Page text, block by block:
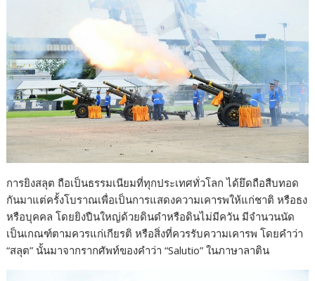
การยิงสลุต ถือเป็นธรรมเนียมที่ทุกประเทศทั่วโลก ได้ยึดถือสืบทอด
กันมาแต่ครั้งโบราณเพื่อเป็นการแสดงความเคารพให้แก่ชาติ หรือธง
หรือบุคคล โดยยิงปืนใหญ่ด้วยดินดำหรือดินไม่มีควัน มีจำนวนนัด
เป็นเกณฑ์ตามควรแก่เกียรติ หรือสิ่งที่ควรรับความเคารพ โดยคำว่า
“สลุต” นั้นมาจากรากศัพท์ของคำว่า “Salutio” ในภาษาลาติน